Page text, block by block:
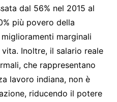
dal 56% nel 2015 al
più povero della
marginali
Inoltre, il salario reale
che rappresentano
lavoro indiana, non è
riducendo il potere